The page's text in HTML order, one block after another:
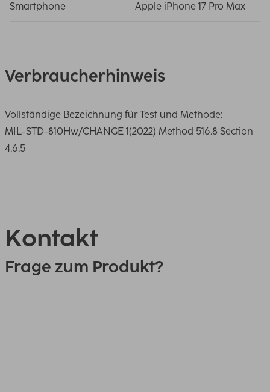
Smartphone Apple iPhone 17 Pro Max
Verbraucherhinweis
Vollständige Bezeichnung für Test und Methode:
MIL-STD-810Hw/CHANGE 1(2022) Method 516.8 Section
4.6.5
Kontakt
Frage zum Produkt?